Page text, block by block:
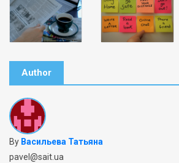
Author
By Васильева Татьяна
pavel@sait.ua